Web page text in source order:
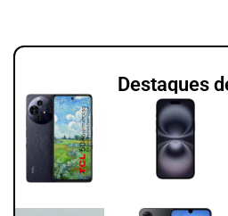
Destaques